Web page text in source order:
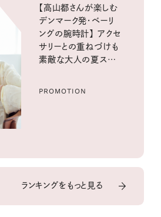
【高山都さんが楽しむ
デンマーク発・ベーリ
ングの腕時計】 アクセ
サリーとの重ねづけも
素敵な大人の夏スタイ
PROMOTION
ランキングをもっと見る